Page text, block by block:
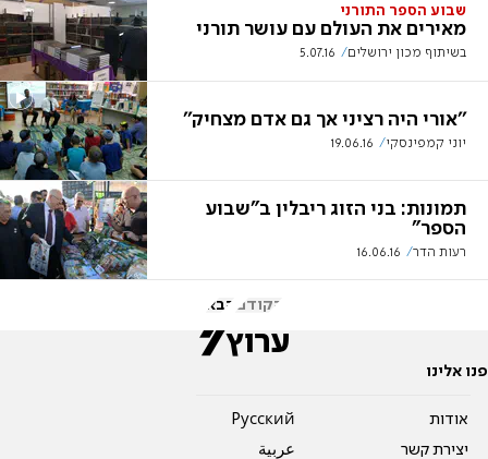
שבוע הספר התורני
מאירים את העולם עם עושר תורני
בשיתוף מכון ירושלים 5.07.16
''אורי היה רציני אך גם אדם מצחיק''
יוני קמפינסקי 19.06.16
תמונות: בני הזוג ריבלין ב"שבוע
הספר"
רעות הדר 16.06.16
הקודם הבא
פנו אלינו
אודות
יצירת קשר
Pусский
عربية